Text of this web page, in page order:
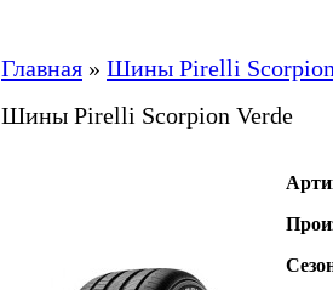
Главная » Шины Pirelli
Шины Pirelli Scorpion Verde